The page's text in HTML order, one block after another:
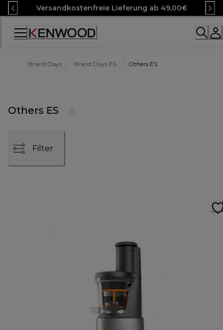
Skip
to
Content
Versandkostenfreie Lieferung ab 49,00€
Accessibility
Brand Days Brand Days ES Others ES
Others ES
Filter